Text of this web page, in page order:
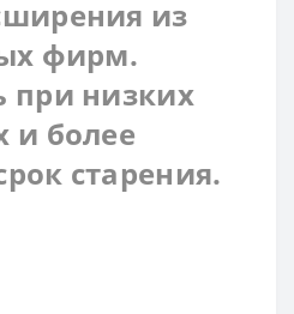
из
фирм.
при низких
и более
старения.